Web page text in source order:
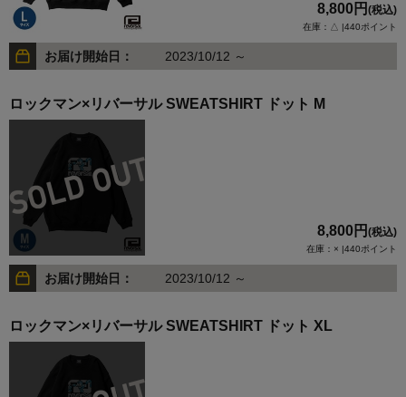
8,800円 (税込)
在庫：△ |440ポイント
お届け開始日： 2023/10/12 ～
ロックマン×リバーサル SWEATSHIRT ドット M
8,800円 (税込)
在庫：× |440ポイント
お届け開始日： 2023/10/12 ～
ロックマン×リバーサル SWEATSHIRT ドット XL